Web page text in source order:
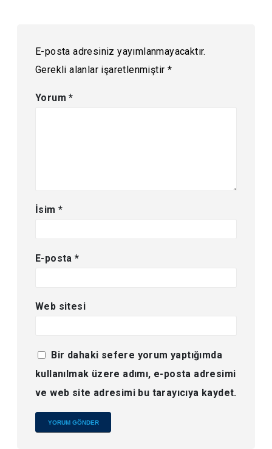
E-posta adresiniz yayımlanmayacaktır.
Gerekli alanlar işaretlenmiştir *
Yorum*
İsim *
E-posta*
Web sitesi
Bir dahaki sefere yorum yaptığımda
kullanılmak üzere adımı, e-posta adresimi
ve web site adresimi bu tarayıcıya kaydet.